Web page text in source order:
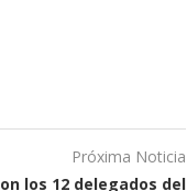
Próxima Noticia
los 12 delegados del